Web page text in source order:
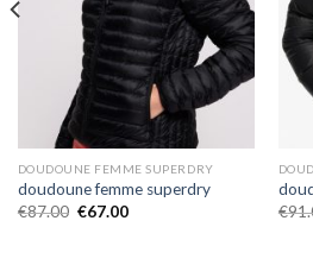
DOUDOUNE FEMME SUPERDRY
doudoune femme superdry
€87.00 €67.00
€